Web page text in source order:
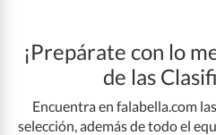
¡Prepárate con lo
de las
Encuentra en falabella.com
selección, además de todo el